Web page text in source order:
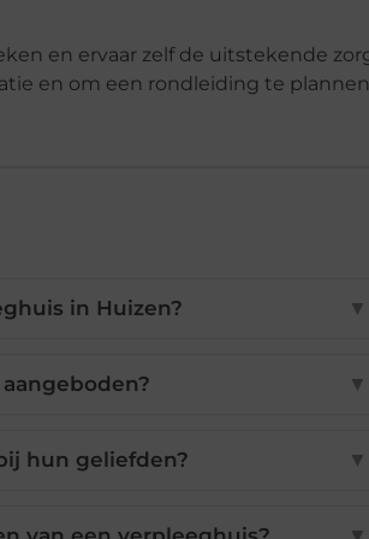
en ervaar zelf de uitstekende
en om een rondleiding te
in Huizen? ▼
▼
hun geliefden? ▼